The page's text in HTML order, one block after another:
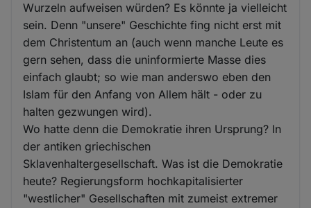
Wurzeln aufweisen würden? Es könnte ja vielleicht
sein. Denn "unsere" Geschichte fing nicht erst mit
dem Christentum an (auch wenn manche Leute es
gern sehen, dass die uninformierte Masse dies
einfach glaubt; so wie man anderswo eben den
Islam für den Anfang von Allem hält - oder zu
halten gezwungen wird).
Wo hatte denn die Demokratie ihren Ursprung? In
der antiken griechischen
Sklavenhaltergesellschaft. Was ist die Demokratie
heute? Regierungsform hochkapitalisierter
"westlicher" Gesellschaften mit zumeist extremer